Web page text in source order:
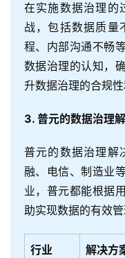
在实施数据治理的
战，包括数据质量
程、内部沟通不畅
数据治理的认知，
升数据治理的合规性
3. 普元的数据治理
普元的数据治理解
融、电信、制造业
业，普元都能根据
助实现数据的有效管
行业 解决方